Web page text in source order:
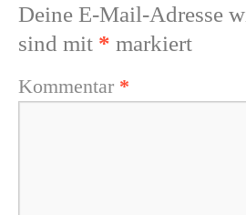
Deine E-Mail-Adresse
sind mit * markiert
Kommentar *